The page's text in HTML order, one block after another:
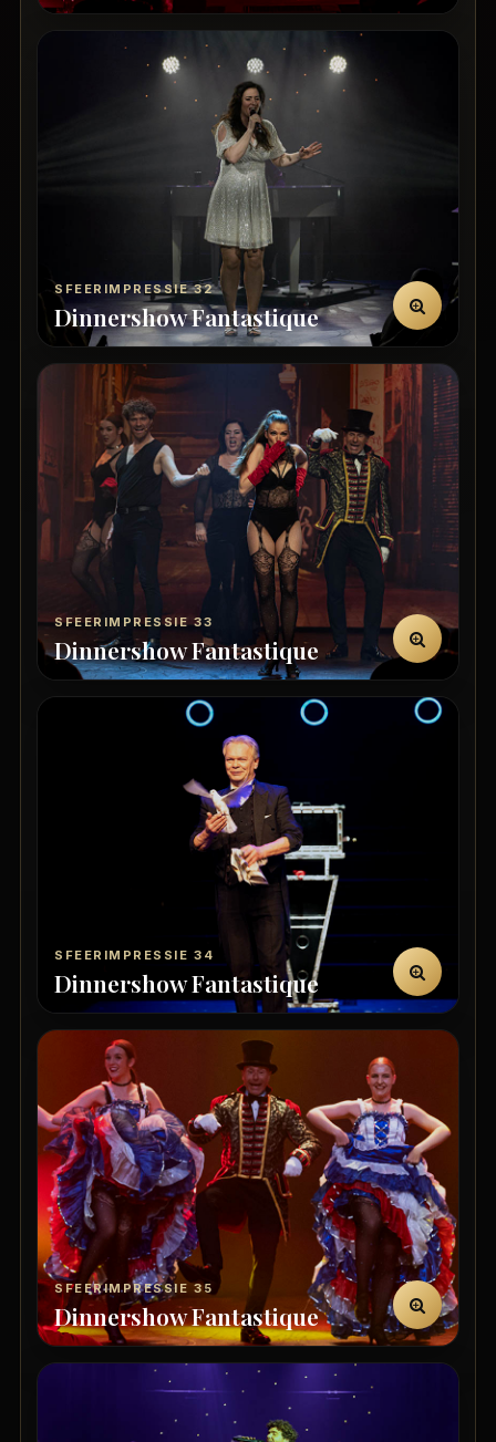
SFEERIMPRESSIE 32
Dinnershow Fantastique
SFEERIMPRESSIE 33
Dinnershow Fantastique
SFEERIMPRESSIE 34
Dinnershow Fantastique
SFEERIMPRESSIE 35
Dinnershow Fantastique